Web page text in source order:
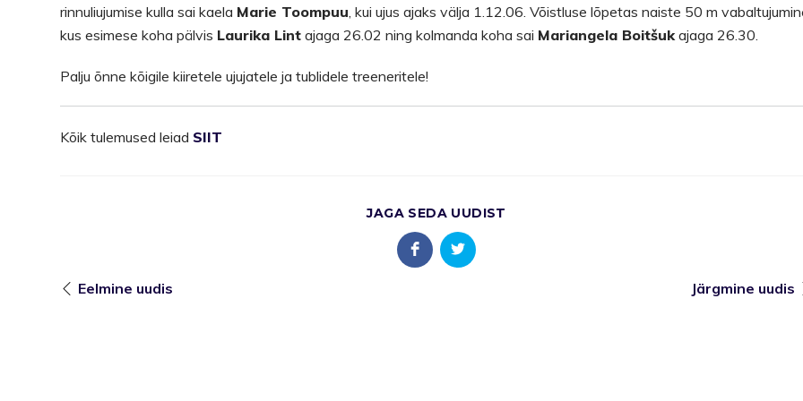
rinnuliujumise kulla sai kaela Marie Toompuu , kui ujus ajaks välja 1.12.06. Võistluse lõpetas naiste 50 m
kus esimese koha pälvis Laurika Lint ajaga 26.02 ning kolmanda koha sai Mariangela Boitšuk ajaga 26.30.
Palju õnne kõigile kiiretele ujujatele ja tublidele treeneritele!
Kõik tulemused leiad SIIT
JAGA SEDA UUDIST
Eelmine uudis Järgmine uudis